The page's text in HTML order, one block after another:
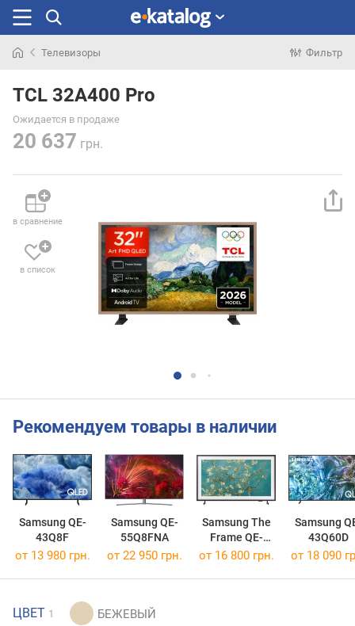
раньше
Телевизоры Фильтр
TCL 32A400 Pro
Ожидается в продаже
20 637 грн.
в сравнение
в список
Рекомендуем товары в наличии
Samsung QE-
43Q8F
Samsung QE-
55Q8FNA
Samsung The
Frame QE-
32LS03C
Samsung
43Q60D
от 13 980 грн. от 22 950 грн. от 16 800 грн. от 18 090
ЦВЕТ 1